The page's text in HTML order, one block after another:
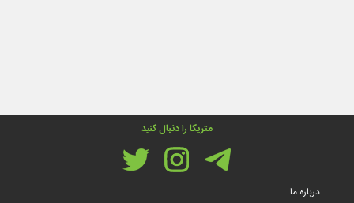
متریکا را دنبال کنید
درباره ما